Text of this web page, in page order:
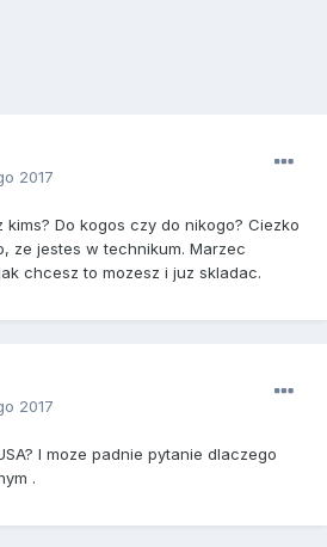
2017
Do kogos czy do nikogo? Ciezko
ze jestes w technikum. Marzec
chcesz to mozesz i juz skladac.
2017
I moze padnie pytanie dlaczego
.